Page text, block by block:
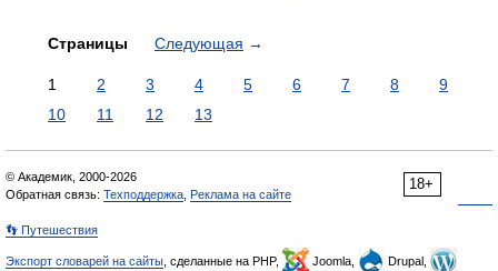
Страницы Следующая →
1 2 3 4 5 6 7 8
9
10
11 12 13
18+
© Академик, 2000-2026
Обратная связь: Техподдержка Реклама на сайте
👣 Путешествия
Экспорт словарей на сайты , сделанные на PHP, Joomla,
Drupal,